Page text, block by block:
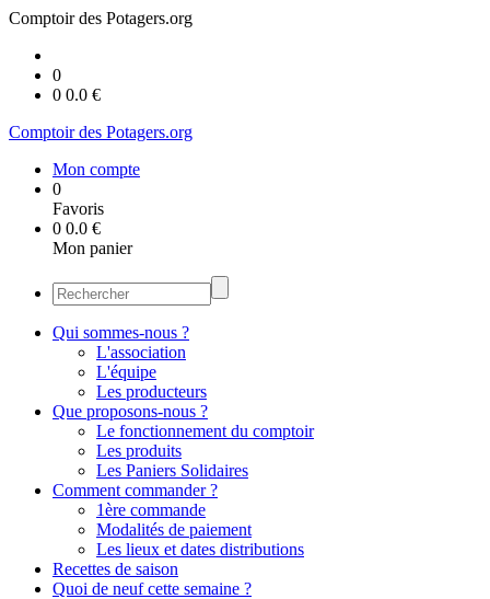
Comptoir des Potagers.org
0
0 0.0 €
Comptoir des Potagers.org
Mon compte
0
Favoris
0 0.0 €
Mon panier
Qui sommes-nous ?
L'association
L'équipe
Les producteurs
Que proposons-nous ?
Le fonctionnement du comptoir
Les produits
Les Paniers Solidaires
Comment commander ?
1ère commande
Modalités de paiement
Les lieux et dates distributions
Recettes de saison
Quoi de neuf cette semaine ?